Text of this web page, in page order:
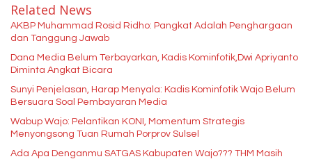
Related News
AKBP Muhammad Rosid Ridho: Pangkat Adalah Penghargaan
dan Tanggung Jawab
Dana Media Belum Terbayarkan, Kadis Kominfotik,Dwi Apriyanto
Diminta Angkat Bicara
Sunyi Penjelasan, Harap Menyala: Kadis Kominfotik Wajo Belum
Bersuara Soal Pembayaran Media
Wabup Wajo: Pelantikan KONI, Momentum Strategis
Menyongsong Tuan Rumah Porprov Sulsel
Ada Apa Denganmu SATGAS Kabupaten Wajo??? THM Masih